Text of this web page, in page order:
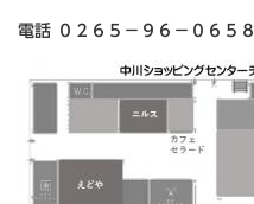
電話 ０２６５－９６－０６５８